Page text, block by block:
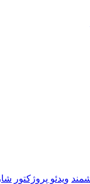
ویدئو پروژکتور